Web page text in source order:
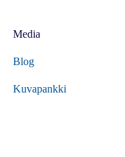
Media
Blog
Kuvapankki